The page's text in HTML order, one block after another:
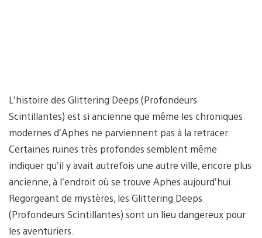
L’histoire des Glittering Deeps (Profondeurs
Scintillantes) est si ancienne que même les chroniques
modernes d’Aphes ne parviennent pas à la retracer.
Certaines ruines très profondes semblent même
indiquer qu’il y avait autrefois une autre ville, encore plus
ancienne, à l’endroit où se trouve Aphes aujourd’hui.
Regorgeant de mystères, les Glittering Deeps
(Profondeurs Scintillantes) sont un lieu dangereux pour
les aventuriers.